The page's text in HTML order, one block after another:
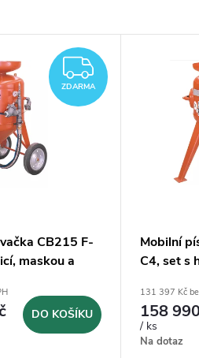
ZDARMA
ZDARMA
CB215 F-
maskou a
DO KOŠÍKU
Mobilní
C4, set s
131 397 Kč
158
/ ks
Na dotaz